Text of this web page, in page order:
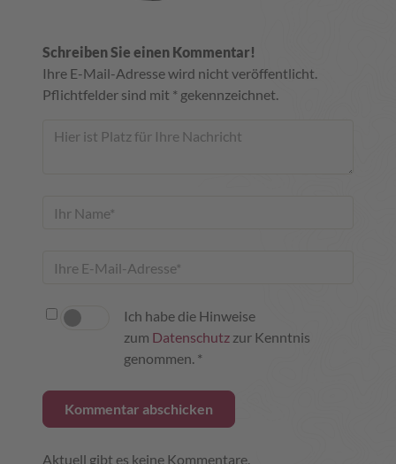
Schreiben Sie einen Kommentar!
Ihre E-Mail-Adresse wird nicht veröffentlicht.
Pflichtfelder sind mit * gekennzeichnet.
Ich habe die Hinweise
zum Datenschutz zur Kenntnis
genommen. *
Aktuell gibt es keine Kommentare.